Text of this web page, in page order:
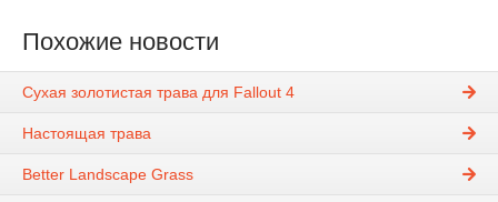
Похожие новости
Сухая золотистая трава для Fallout 4
Настоящая трава
Better Landscape Grass